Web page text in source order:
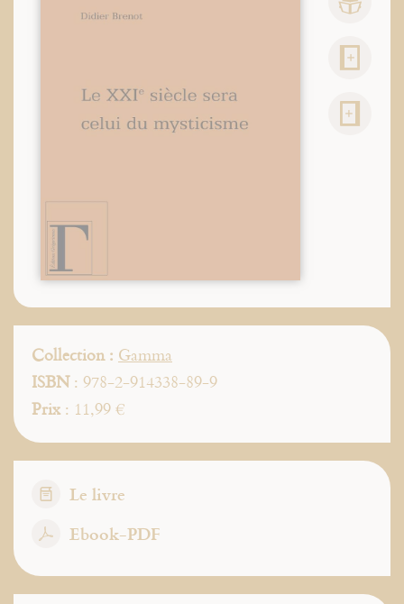
Collection : Gamma
ISBN: 978-2-914338-89-9
Prix: 11,99 €
Le livre
Ebook-PDF